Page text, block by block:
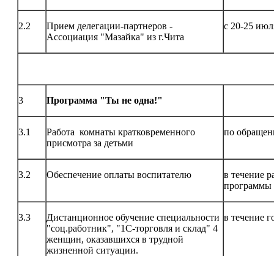
2.2
Прием делегации-партнеров -
Ассоциация "Мазайка" из г.Чита
с 20-25
3 Программа "Ты не одна!"
3.1
Работа комнаты кратковременного
присмотра за детьми
по
3.2 Обеспечение оплаты воспитателю
в течение
программы
3.3
Дистанционное обучение специальности
"соц.работник", "1С-торговля и склад" 4
женщин, оказавшихся в трудной
жизненной ситуации.
в течение